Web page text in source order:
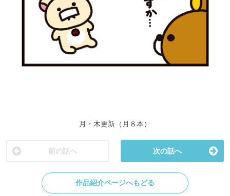
月・木更新（月８本）
前の話へ 次の話へ
作品紹介ページへもどる